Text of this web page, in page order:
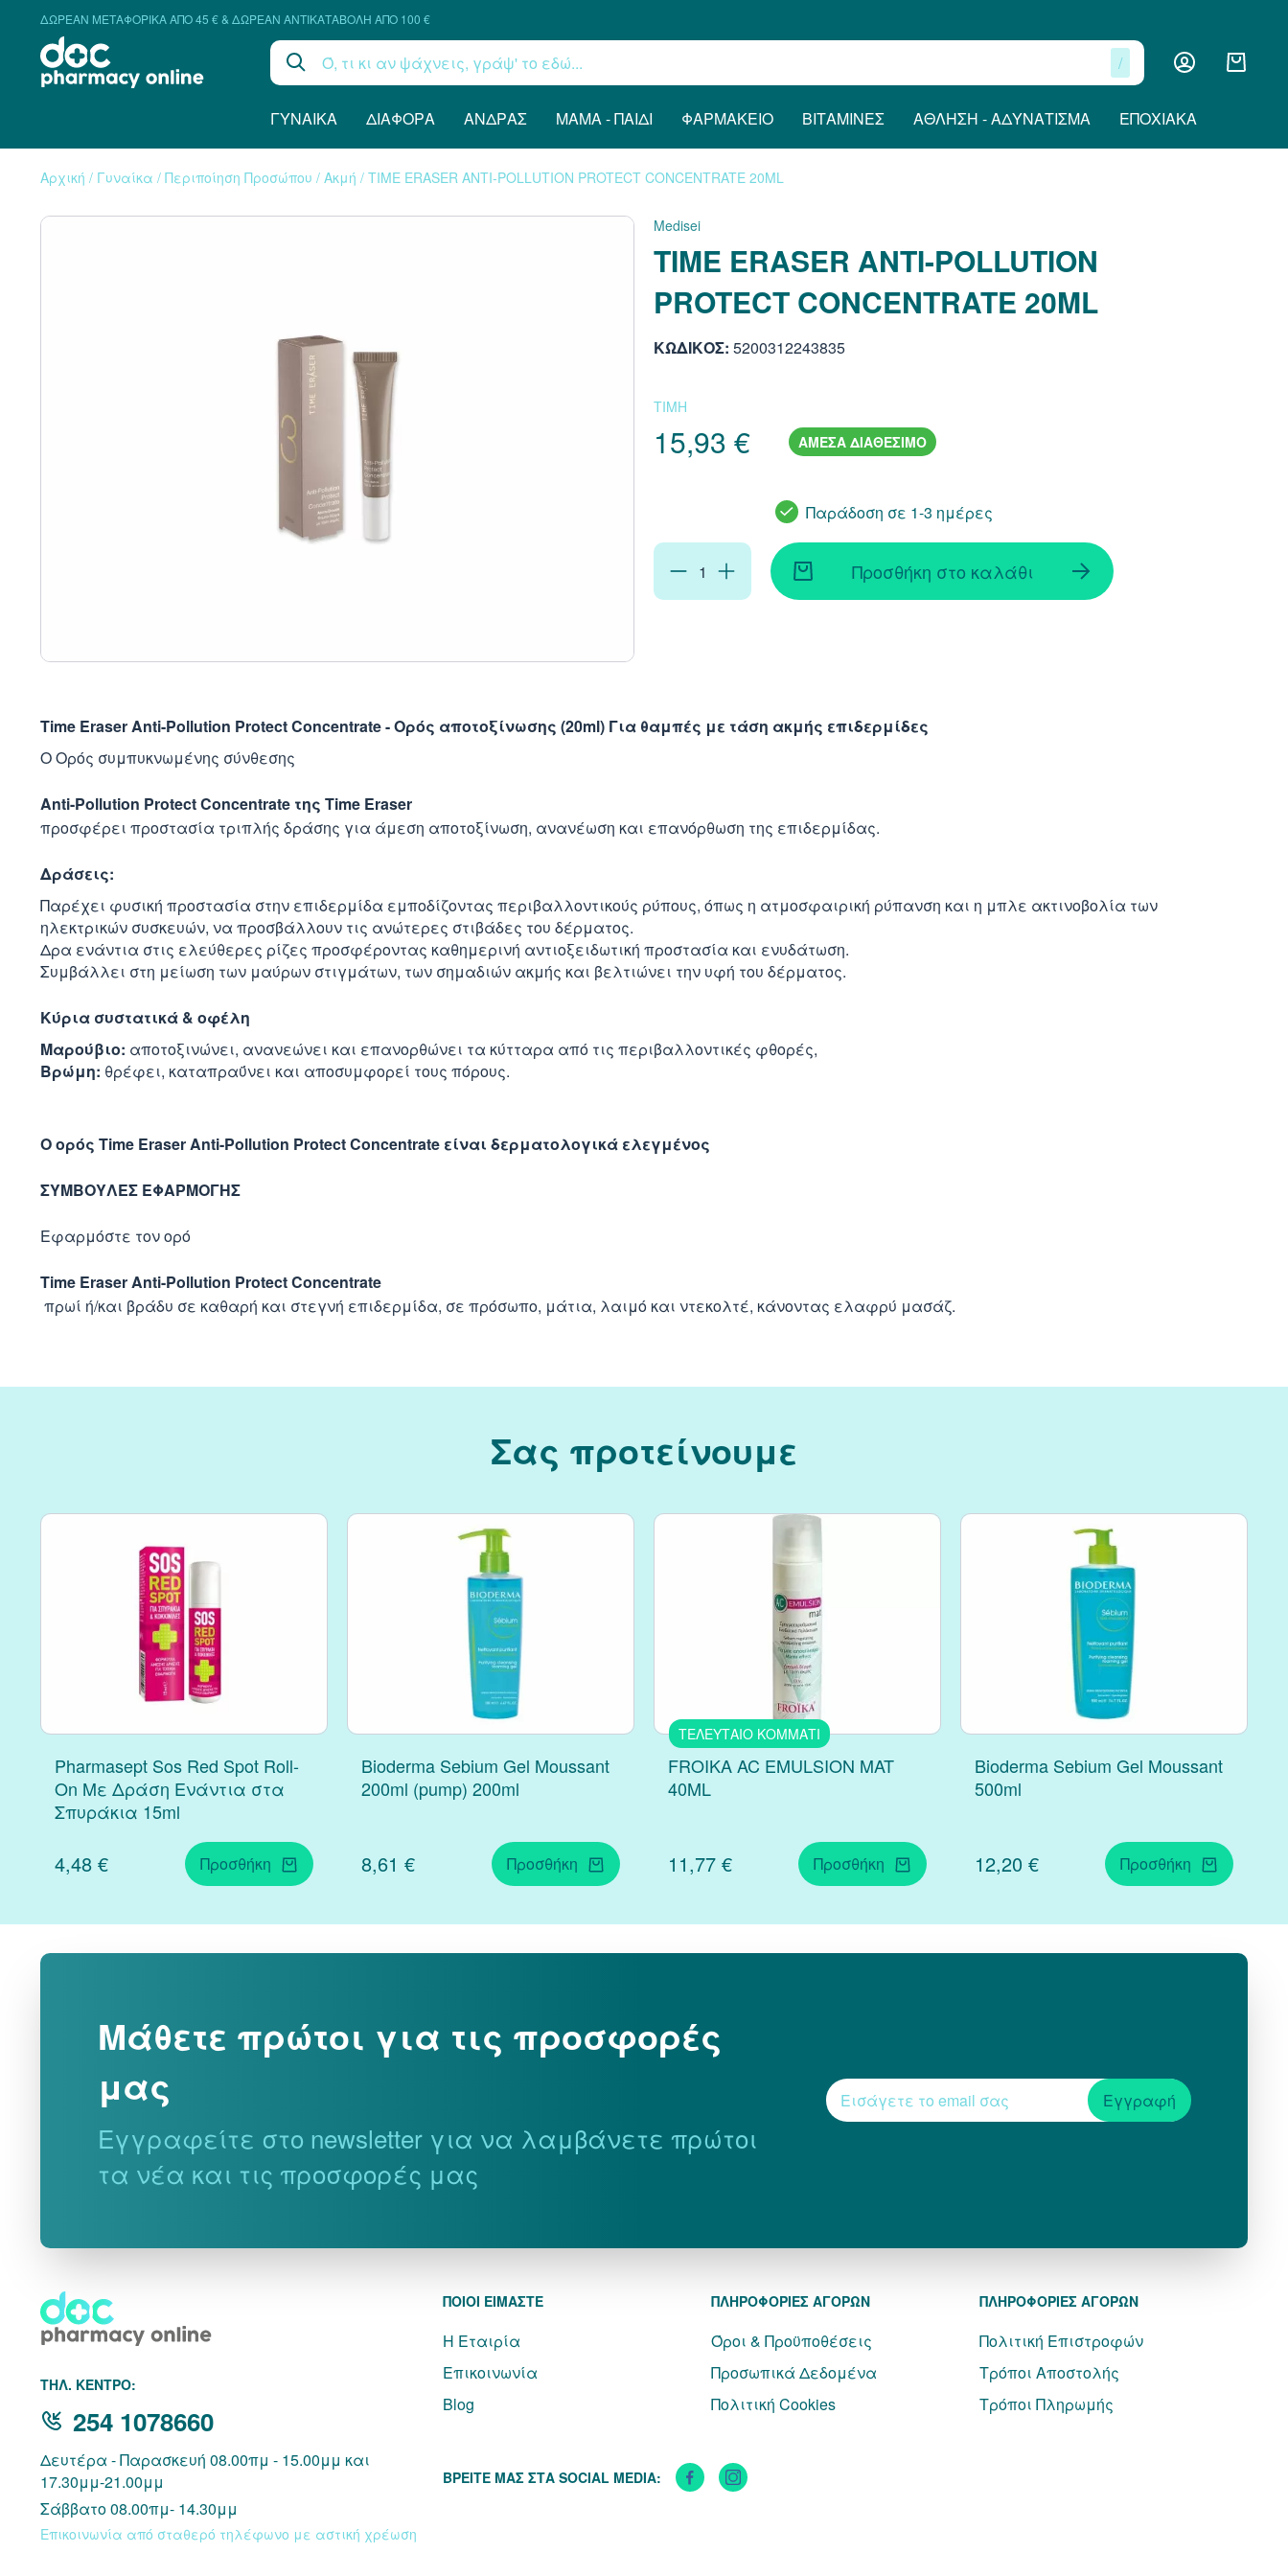
ΔΩΡΕΑΝ ΜΕΤΑΦΟΡΙΚΑ ΑΠΟ 45 € & ΔΩΡΕΑΝ ΑΝΤΙΚΑΤΑΒΟΛΗ ΑΠΟ 100 €
/
ΓΥΝΑΊΚΑ ΔΙΆΦΟΡΑ ΆΝΔΡΑΣ ΜΑΜΆ - ΠΑΙΔΊ ΦΑΡΜΑΚΕΊΟ ΒΙΤΑΜΊΝΕΣ ΆΘΛΗΣΗ - ΑΔΥΝΆΤΙΣΜΑ ΕΠΟΧΙΑΚΆ
Αρχική / Γυναίκα / Περιποίηση Προσώπου / Ακμή / TIME ERASER ANTI-POLLUTION PROTECT CONCENTRATE 20ML
Medisei
TIME ERASER ANTI-POLLUTION
PROTECT CONCENTRATE 20ML
ΚΩΔΙΚΟΣ: 5200312243835
ΤΙΜΗ
15,93 € ΑΜΕΣΑ ΔΙΑΘΕΣΙΜΟ
Παράδοση σε 1-3 ημέρες
Προσθήκη στο καλάθι
Time Eraser Anti-Pollution Protect Concentrate - Oρός αποτοξίνωσης (20ml) Για θαμπές με τάση ακμής επιδερμίδες
O Ορός συμπυκνωμένης σύνθεσης
Anti-Pollution Protect Concentrate της Time Eraser
προσφέρει προστασία τριπλής δράσης για άμεση αποτοξίνωση, ανανέωση και επανόρθωση της επιδερμίδας.
Δράσεις:
Παρέχει φυσική προστασία στην επιδερμίδα εμποδίζοντας περιβαλλοντικούς ρύπους, όπως η ατμοσφαιρική ρύπανση και η μπλε ακτινοβολία των
ηλεκτρικών συσκευών, να προσβάλλουν τις ανώτερες στιβάδες του δέρματος.
Δρα ενάντια στις ελεύθερες ρίζες προσφέροντας καθημερινή αντιοξειδωτική προστασία και ενυδάτωση.
Συμβάλλει στη μείωση των μαύρων στιγμάτων, των σημαδιών ακμής και βελτιώνει την υφή του δέρματος.
Κύρια συστατικά & οφέλη
Μαρούβιο: αποτοξινώνει, ανανεώνει και επανορθώνει τα κύτταρα από τις περιβαλλοντικές φθορές,
Bρώμη: θρέφει, καταπραΰνει και αποσυμφορεί τους πόρους.
O ορός Time Eraser Anti-Pollution Protect Concentrate είναι δερματολογικά ελεγμένος
ΣΥΜΒΟΥΛΕΣ ΕΦΑΡΜΟΓΗΣ
Εφαρμόστε τον ορό
Time Eraser Anti-Pollution Protect Concentrate
πρωί ή/και βράδυ σε καθαρή και στεγνή επιδερμίδα, σε πρόσωπο, μάτια, λαιμό και ντεκολτέ, κάνοντας ελαφρύ μασάζ.
Σας προτείνουμε
Pharmasept Sos Red Spot Roll-
On Με Δράση Ενάντια στα
Σπυράκια 15ml
4,48 € Προσθήκη
Bioderma Sebium Gel Moussant
200ml (pump) 200ml
8,61 € Προσθήκη
ΤΕΛΕΥΤΑΙΟ ΚΟΜΜΑΤΙ
FROIKA AC EMULSION MAT
40ML
11,77 € Προσθήκη
Bioderma Sebium Gel Moussant
500ml
12,20 € Προσθήκη
Μάθετε πρώτοι για τις προσφορές
μας
Εγγραφείτε στο newsletter για να λαμβάνετε πρώτοι
τα νέα και τις προσφορές μας
Εγγραφή
THΛ. ΚΕΝΤΡΟ:
254 1078660
Δευτέρα - Παρασκευή 08.00πμ - 15.00μμ και
17.30μμ-21.00μμ
Σάββατο 08.00πμ- 14.30μμ
Επικοινωνία από σταθερό τηλέφωνο με αστική χρέωση
ΠΟΙΟΙ ΕΙΜΑΣΤΕ
Η Εταιρία
Επικοινωνία
Blog
ΠΛΗΡΟΦΟΡΙΕΣ ΑΓΟΡΩΝ
Όροι & Προϋποθέσεις
Προσωπικά Δεδομένα
Πολιτική Cookies
ΠΛΗΡΟΦΟΡΙΕΣ ΑΓΟΡΩΝ
Πολιτική Επιστροφών
Τρόποι Αποστολής
Τρόποι Πληρωμής
ΒΡΕΙΤΕ ΜΑΣ ΣΤΑ SOCIAL MEDIA: